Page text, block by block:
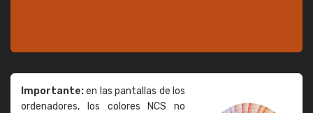
Importante:en las pantallas de los
ordenadores, los colores NCS no